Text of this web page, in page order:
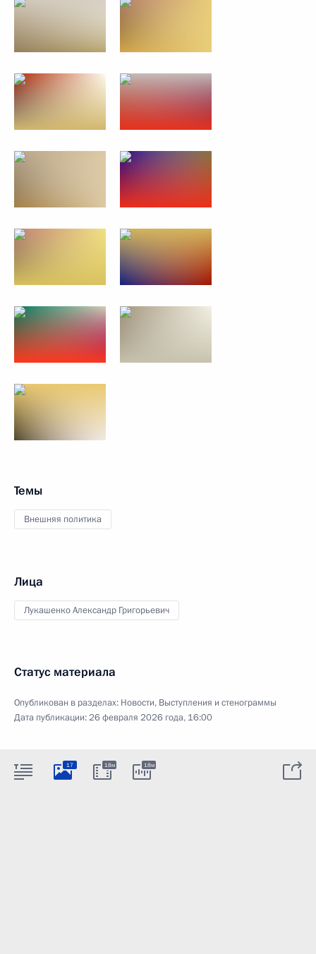
Темы
Внешняя политика
Лица
Лукашенко Александр Григорьевич
Статус материала
Опубликован в разделах: Новости, Выступления и стенограммы
Дата публикации:26 февраля 2026 года, 16:00
17 18м 18м